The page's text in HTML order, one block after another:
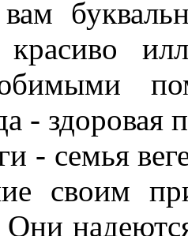
вам
красиво
- здоровая
- семья
своим